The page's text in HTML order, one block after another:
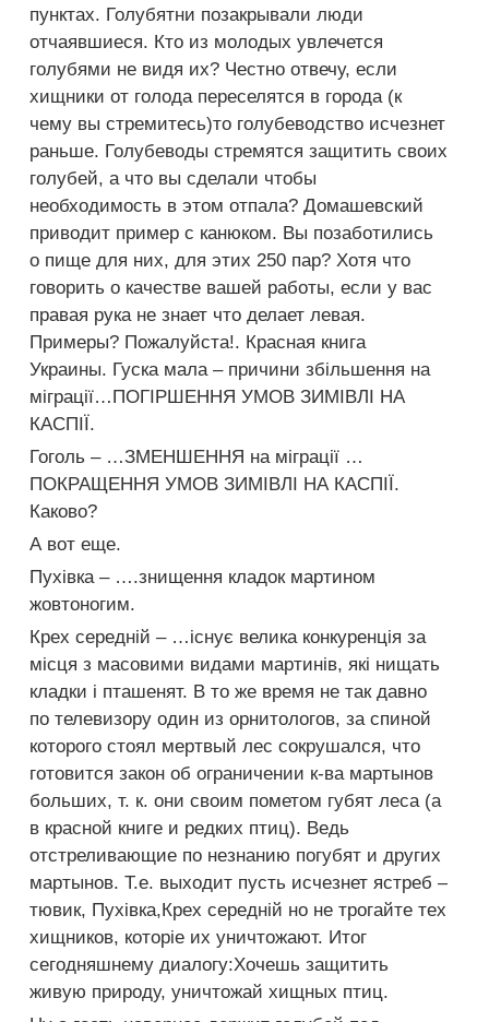
пунктах. Голубятни позакрывали люди
отчаявшиеся. Кто из молодых увлечется
голубями не видя их? Честно отвечу, если
хищники от голода переселятся в города (к
чему вы стремитесь)то голубеводство исчезнет
раньше. Голубеводы стремятся защитить своих
голубей, а что вы сделали чтобы
необходимость в этом отпала? Домашевский
приводит пример с канюком. Вы позаботились
о пище для них, для этих 250 пар? Хотя что
говорить о качестве вашей работы, если у вас
правая рука не знает что делает левая.
Примеры? Пожалуйста!. Красная книга
Украины. Гуска мала – причини збільшення на
міграції…ПОГІРШЕННЯ УМОВ ЗИМІВЛІ НА
КАСПІЇ.
Гоголь – …ЗМЕНШЕННЯ на міграції …
ПОКРАЩЕННЯ УМОВ ЗИМІВЛІ НА КАСПІЇ.
Каково?
А вот еще.
Пухівка – ….знищення кладок мартином
жовтоногим.
Крех середній – …існує велика конкуренція за
місця з масовими видами мартинів, які нищать
кладки і пташенят. В то же время не так давно
по телевизору один из орнитологов, за спиной
которого стоял мертвый лес сокрушался, что
готовится закон об ограничении к-ва мартынов
больших, т. к. они своим пометом губят леса (а
в красной книге и редких птиц). Ведь
отстреливающие по незнанию погубят и других
мартынов. Т.е. выходит пусть исчезнет ястреб –
тювик, Пухівка,Крех середній но не трогайте тех
хищников, которіе их уничтожают. Итог
сегодняшнему диалогу:Хочешь защитить
живую природу, уничтожай хищных птиц.